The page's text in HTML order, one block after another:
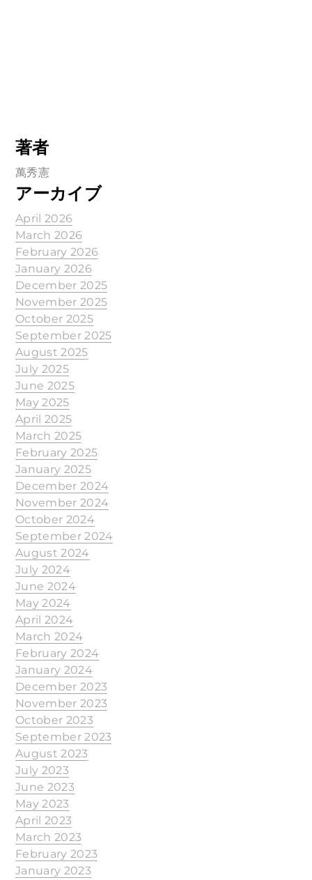
著者
萬秀憲
アーカイブ
April 2026
March 2026
February 2026
January 2026
December 2025
November 2025
October 2025
September 2025
August 2025
July 2025
June 2025
May 2025
April 2025
March 2025
February 2025
January 2025
December 2024
November 2024
October 2024
September 2024
August 2024
July 2024
June 2024
May 2024
April 2024
March 2024
February 2024
January 2024
December 2023
November 2023
October 2023
September 2023
August 2023
July 2023
June 2023
May 2023
April 2023
March 2023
February 2023
January 2023